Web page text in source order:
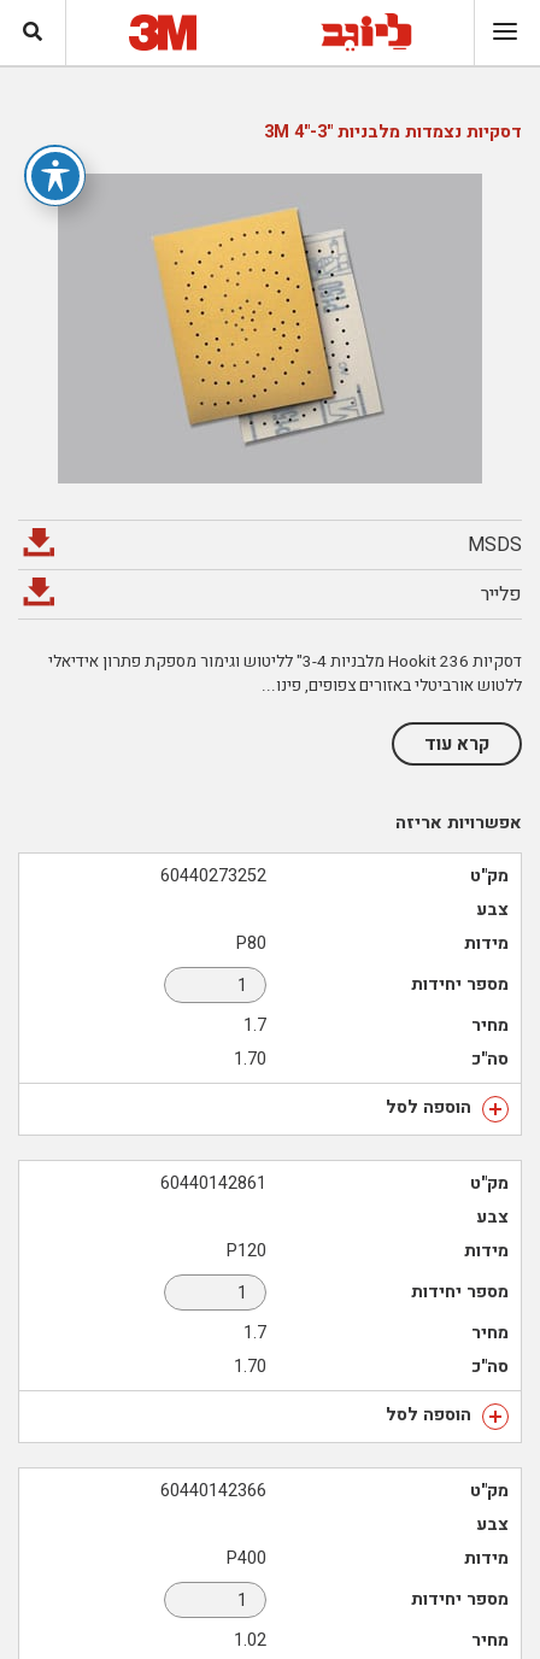
דסקיות נצמדות מלבניות "3-"4 3M
MSDS
פלייר
דסקיות Hookit 236 מלבניות 3-4" לליטוש וגימור מספקת פתרון אידיאלי
ללטוש אורביטלי באזורים צפופים, פינו...
קרא עוד
אפשרויות אריזה
מק"ט
60440273252
צבע
מידות
P80
מספר יחידות
מחיר
1.7
סה"כ
1.70
הוספה לסל
מק"ט
60440142861
צבע
מידות
P120
מספר יחידות
מחיר
1.7
סה"כ
1.70
הוספה לסל
מק"ט
60440142366
צבע
מידות
P400
מספר יחידות
מחיר
1.02